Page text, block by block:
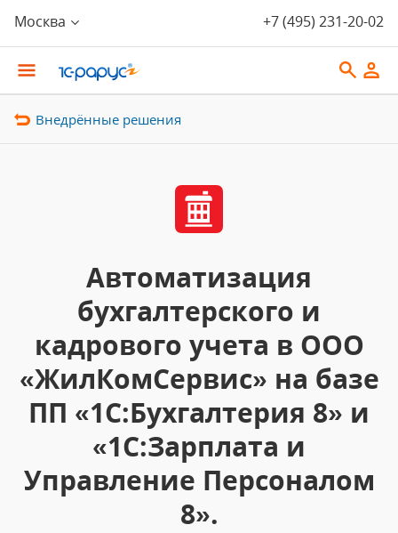
Москва +7 (495) 231-20-02
Внедрённые решения
Автоматизация
бухгалтерского и
кадрового учета в ООО
«ЖилКомСервис» на базе
ПП «1С:Бухгалтерия 8» и
«1С:Зарплата и
Управление Персоналом
8».